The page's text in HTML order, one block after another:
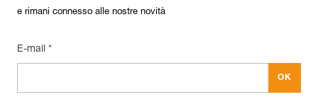
e rimani connesso alle nostre novità
E-mail *